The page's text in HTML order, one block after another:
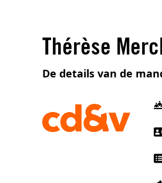
Thérèse
De details van de